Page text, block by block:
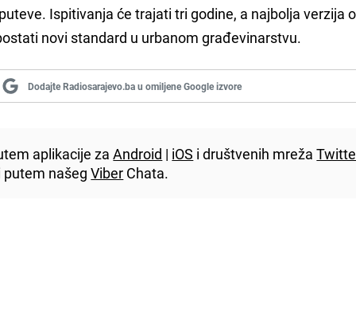
Ispitivanja će trajati tri godine, a najbolja verzija
novi standard u urbanom građevinarstvu.
Dodajte Radiosarajevo.ba u omiljene Google izvore
aplikacije zaAndroid | iOS i društvenih mreža
putem našegViber Chata.